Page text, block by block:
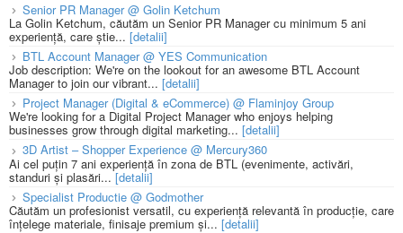
Senior PR Manager @ Golin Ketchum
La Golin Ketchum, căutăm un Senior PR Manager cu minimum 5 ani
experiență, care știe... [detalii]
BTL Account Manager @ YES Communication
Job description: We're on the lookout for an awesome BTL Account
Manager to join our vibrant... [detalii]
Project Manager (Digital & eCommerce) @ Flaminjoy Group
We're looking for a Digital Project Manager who enjoys helping
businesses grow through digital marketing... [detalii]
3D Artist – Shopper Experience @ Mercury360
Ai cel puțin 7 ani experiență în zona de BTL (evenimente, activări,
standuri și plasări...[detalii]
Specialist Productie @ Godmother
Căutăm un profesionist versatil, cu experiență relevantă în producție, care
înțelege materiale, finisaje premium și... [detalii]